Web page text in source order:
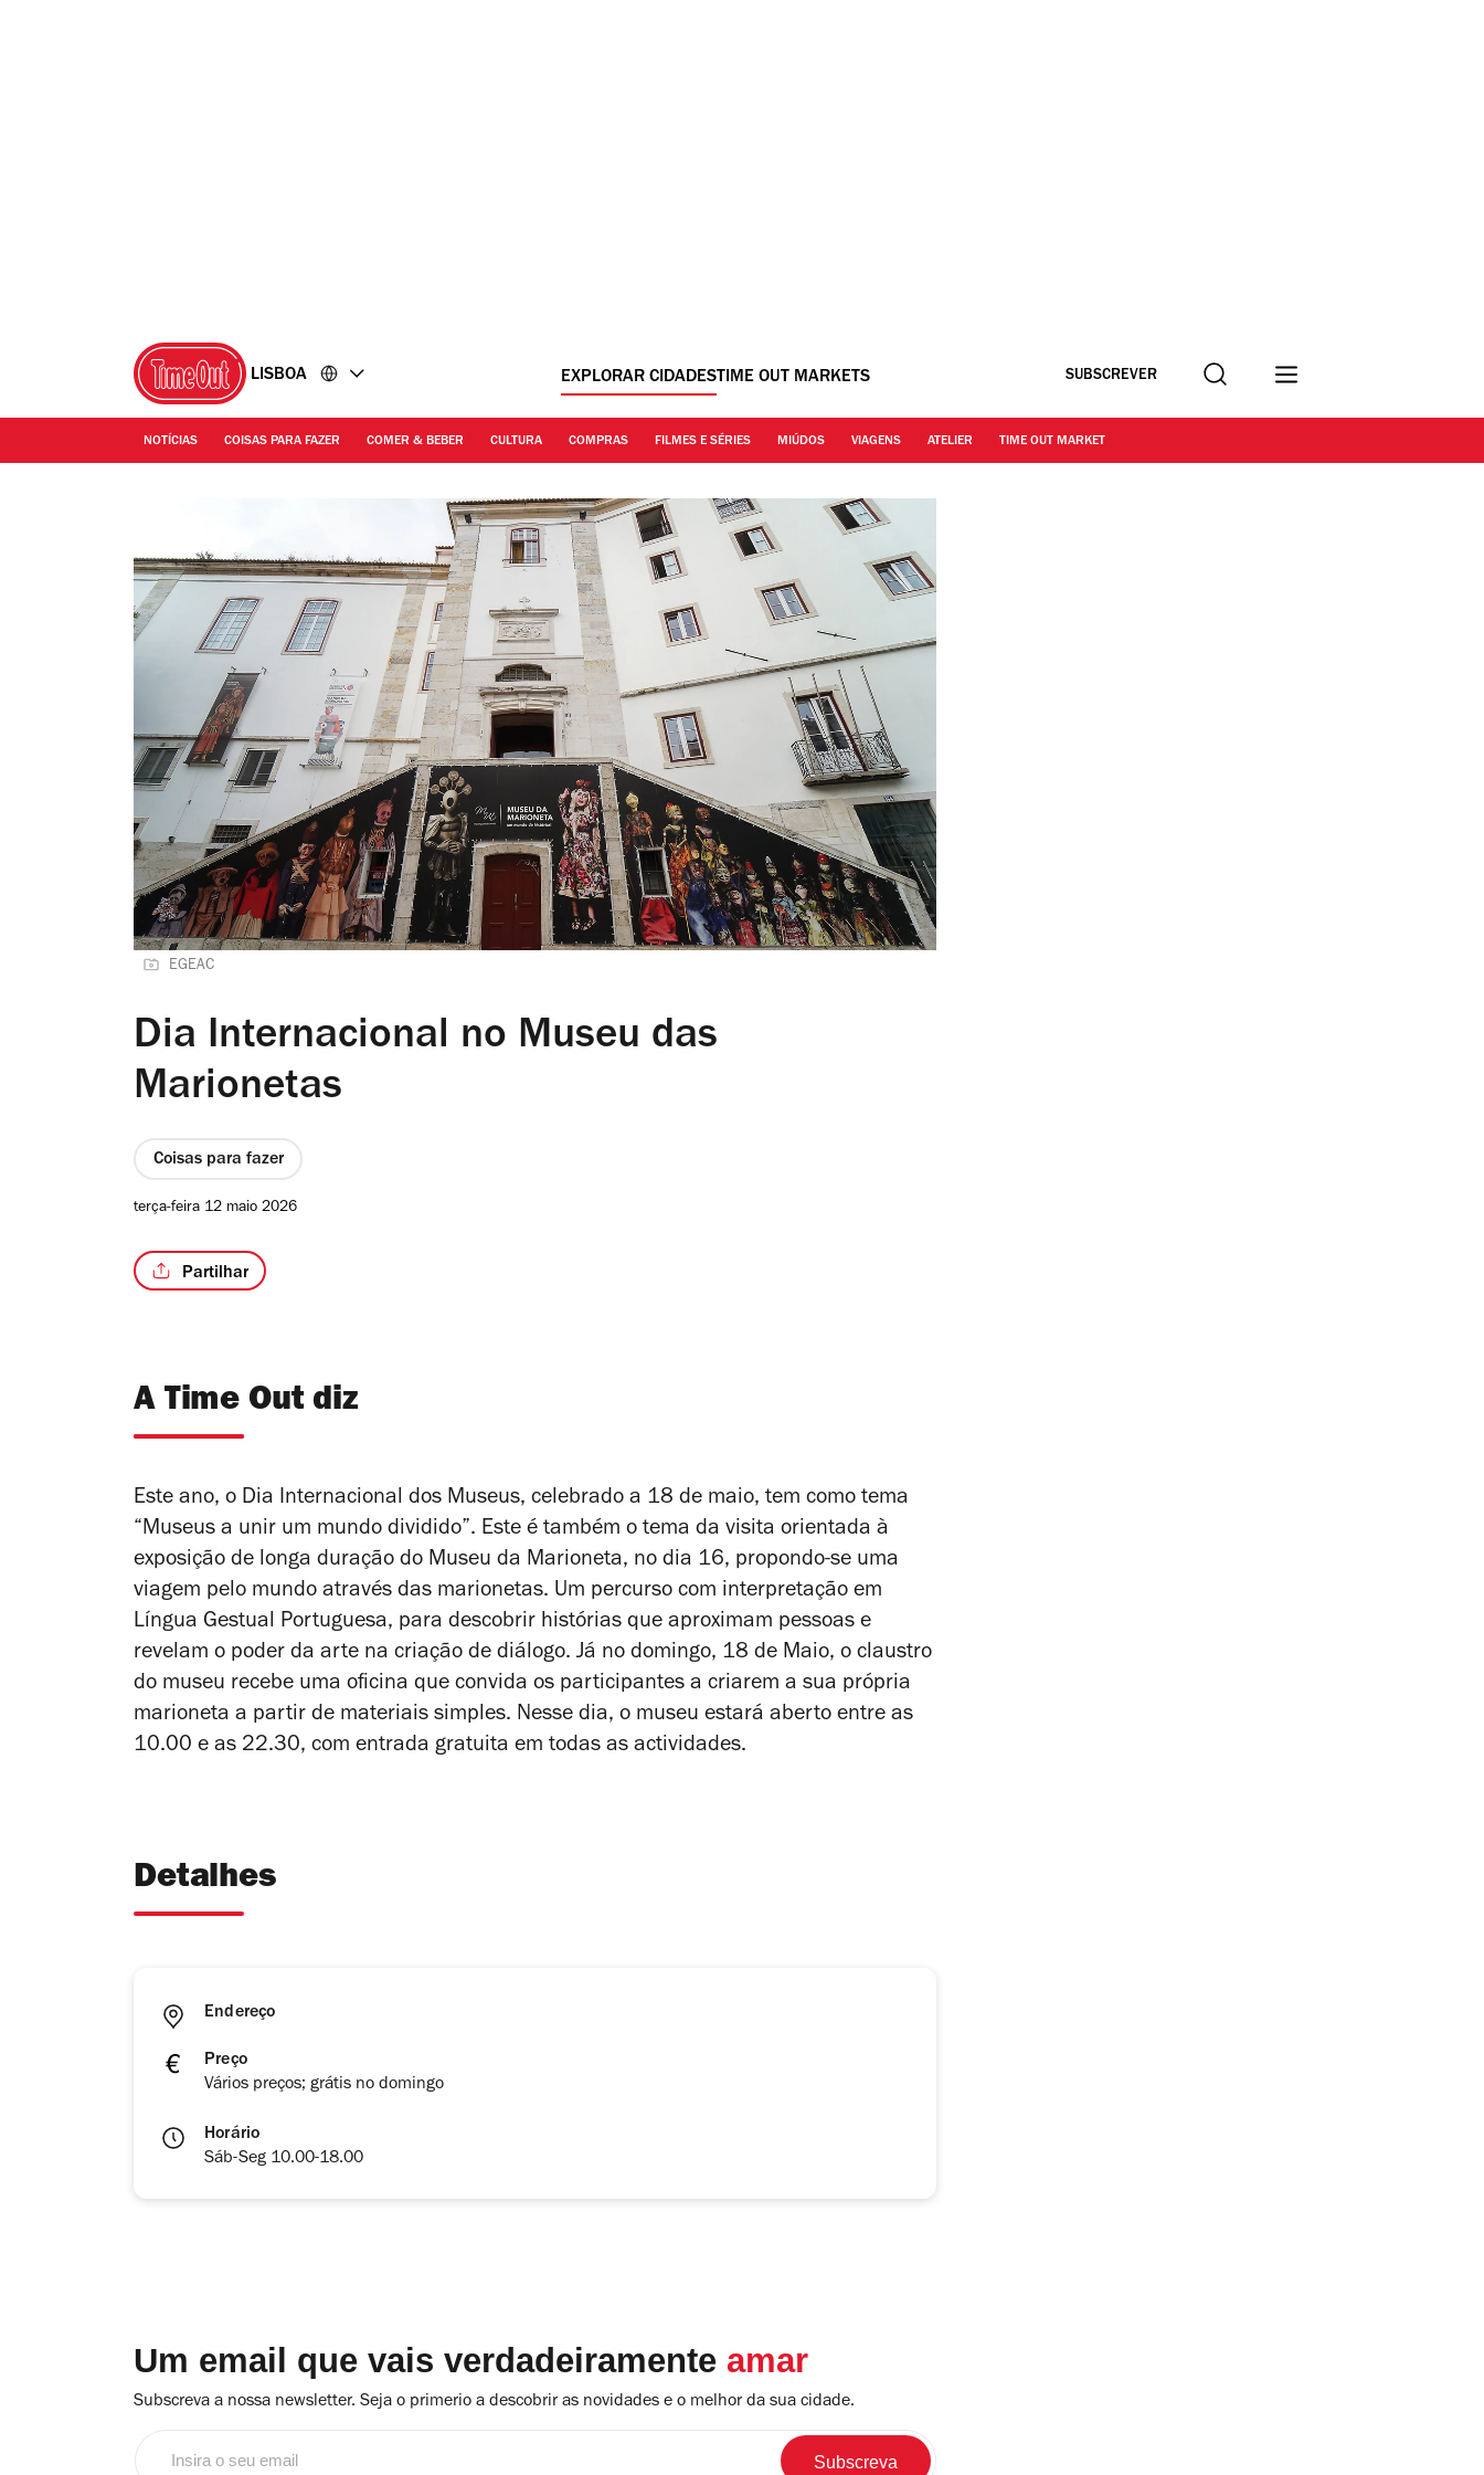
LISBOA EXPLORAR CIDADESTIME OUT MARKETS SUBSCREVER Procurar
NOTÍCIAS COISAS PARA FAZER COMER & BEBER CULTURA COMPRAS FILMES E SÉRIES MIÚDOS VIAGENS ATELIER TIME OUT MARKET
EGEAC
Dia Internacional no Museu das
Marionetas
Coisas para fazer
terça-feira 12 maio 2026
Partilhar
A Time Out diz
Este ano, o Dia Internacional dos Museus, celebrado a 18 de maio, tem como tema
“Museus a unir um mundo dividido”. Este é também o tema da visita orientada à
exposição de longa duração do Museu da Marioneta, no dia 16, propondo-se uma
viagem pelo mundo através das marionetas. Um percurso com interpretação em
Língua Gestual Portuguesa, para descobrir histórias que aproximam pessoas e
revelam o poder da arte na criação de diálogo. Já no domingo, 18 de Maio, o claustro
do museu recebe uma oficina que convida os participantes a criarem a sua própria
marioneta a partir de materiais simples. Nesse dia, o museu estará aberto entre as
10.00 e as 22.30, com entrada gratuita em todas as actividades.
Detalhes
Endereço
Preço
Vários preços; grátis no domingo
Horário
Sáb-Seg 10.00-18.00
Um email que vais verdadeiramente amar
Subscreva a nossa newsletter. Seja o primerio a descobrir as novidades e o melhor da sua cidade.